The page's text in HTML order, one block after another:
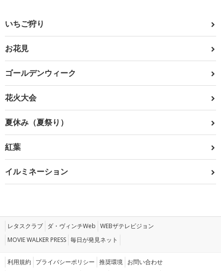
いちご狩り
お花見
ゴールデンウィーク
花火大会
夏休み（夏祭り）
紅葉
イルミネーション
レタスクラブ ダ・ヴィンチWeb WEBザテレビジョン
MOVIE WALKER PRESS 毎日が発見ネット
利用規約 プライバシーポリシー 推奨環境 お問い合わせ